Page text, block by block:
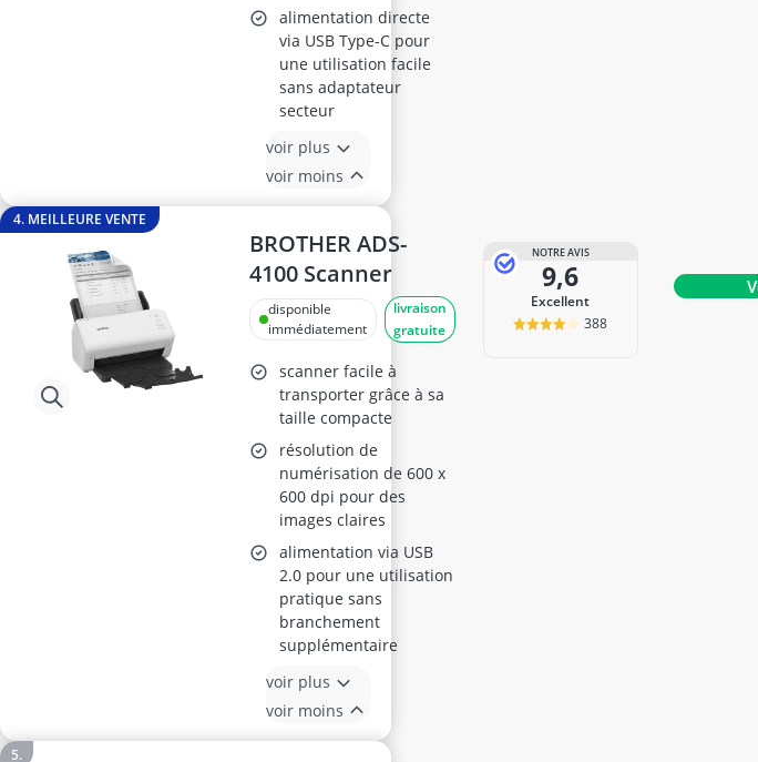
alimentation directe
via USB Type-C pour
une utilisation facile
sans adaptateur
secteur
voir plus
voir moins
4. MEILLEURE VENTE
BROTHER ADS-
4100 Scanner
disponible
immédiatement
livraison
gratuite
scanner facile à
transporter grâce à sa
taille compacte
résolution de
numérisation de 600 x
600 dpi pour des
images claires
alimentation via USB
2.0 pour une utilisation
pratique sans
branchement
supplémentaire
voir plus
voir moins
NOTRE AVIS
9,6
Excellent
388